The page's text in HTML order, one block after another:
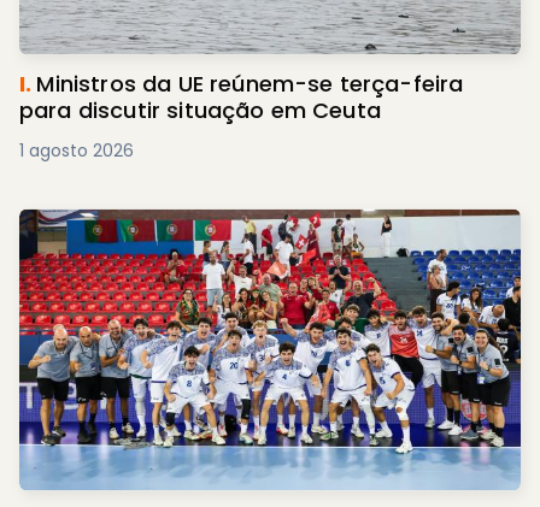
I. Ministros da UE reúnem-se terça-feira
para discutir situação em Ceuta
1 agosto 2026